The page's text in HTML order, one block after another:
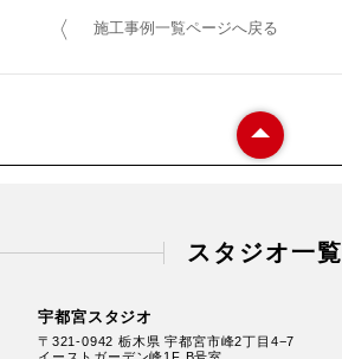
施工事例一覧ページへ戻る
スタジオ一覧
宇都宮スタジオ
〒321-0942 栃木県 宇都宮市峰2丁目4−7